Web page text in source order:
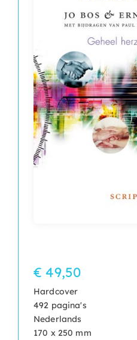
€ 49,50
Hardcover
492 pagina's
Nederlands
170 x 250 mm